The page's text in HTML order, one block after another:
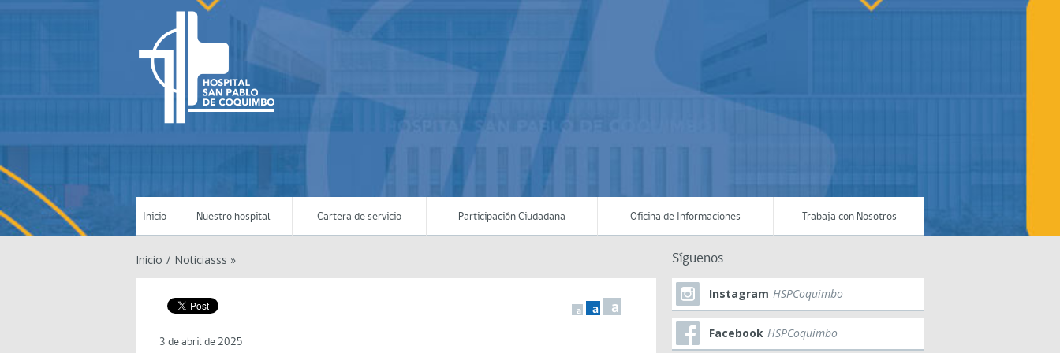
Inicio Nuestro hospital Cartera de servicio Participación Ciudadana Oficina de Informaciones Trabaja con Nosotros
Inicio / Noticiasss »
a a a
3 de abril de 2025
Síguenos
Instagram HSPCoquimbo
Facebook HSPCoquimbo